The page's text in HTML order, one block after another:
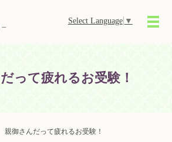
Select Language ▼
メ
って疲れるお受験！
親御さんだって疲れるお受験！